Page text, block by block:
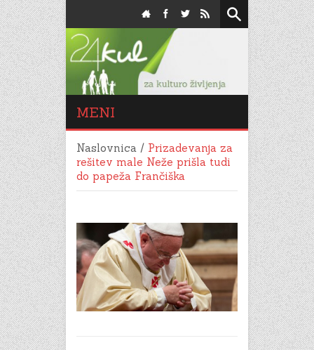
MENI
Naslovnica / Prizadevanja za
rešitev male Neže prišla tudi
do papeža Frančiška